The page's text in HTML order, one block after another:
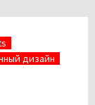
дизайн